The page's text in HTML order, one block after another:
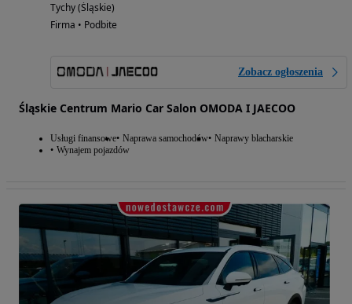
Tychy (Śląskie)
Firma • Podbite
Zobacz ogłoszenia
Śląskie Centrum Mario Car Salon OMODA I JAECOO
Usługi finansowe Naprawa samochodów Naprawy blacharskie
Wynajem pojazdów